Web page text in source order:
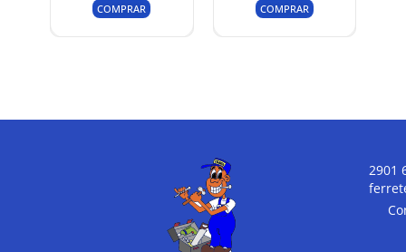
COMPRAR
COMPRAR
2901